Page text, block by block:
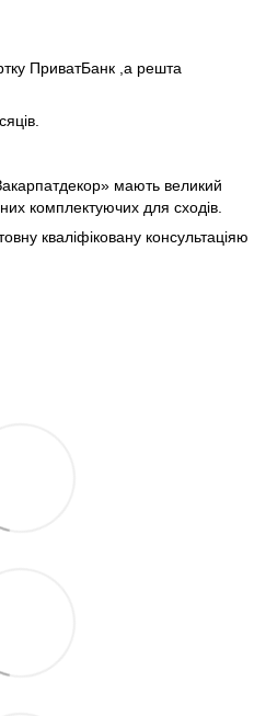
ПриватБанк ,а решта
мають великий
комплектуючих для сходів.
кваліфіковану консультаціяю